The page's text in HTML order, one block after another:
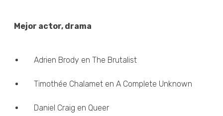
Mejor actor, drama
Adrien Brody en The Brutalist
Timothée Chalamet en A Complete Unknown
Daniel Craig en Queer